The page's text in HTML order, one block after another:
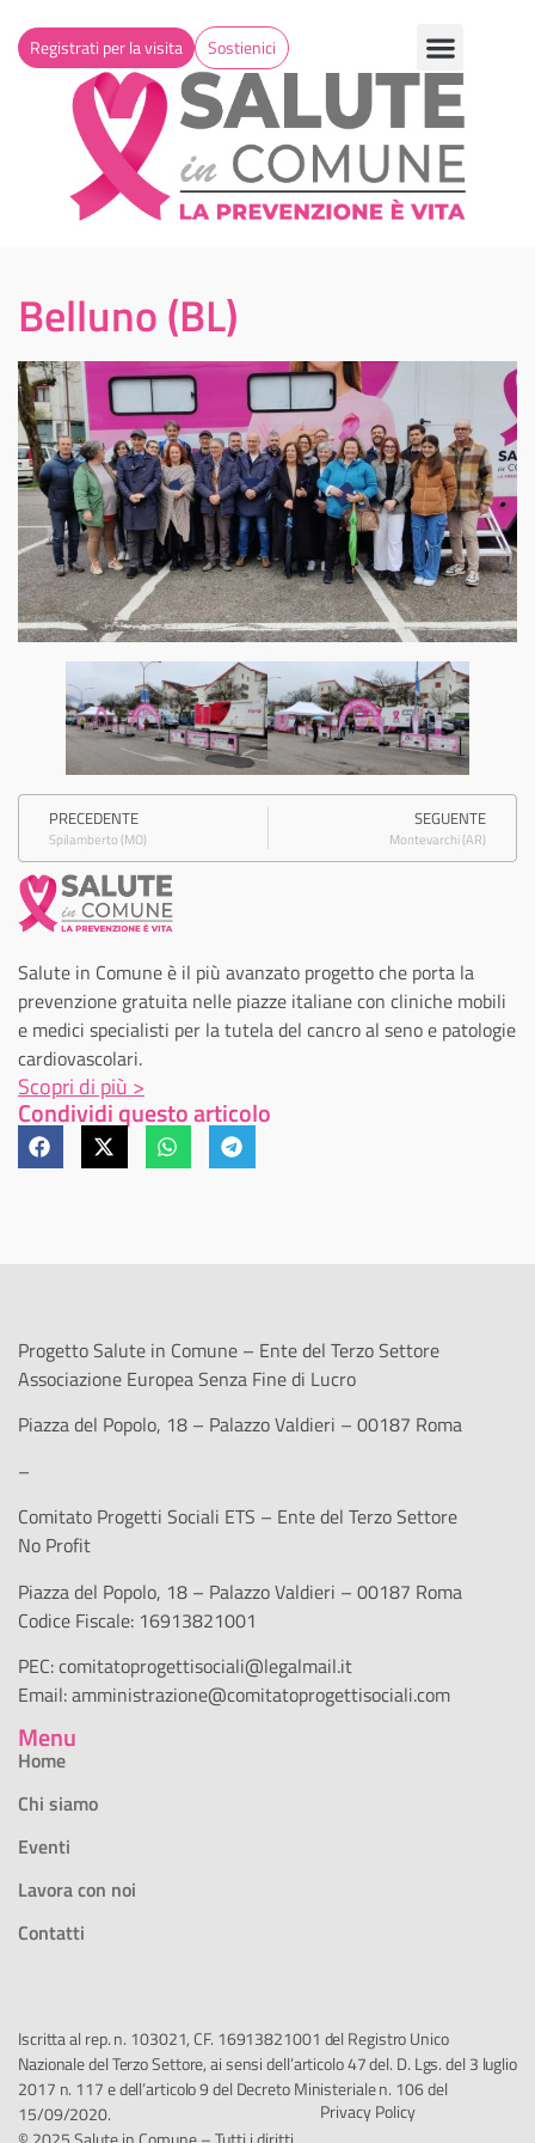
Registrati per la visita Sostienici
Belluno (BL)
PRECEDENTE
Spilamberto (MO)
SEGUENTE
Montevarchi (AR)
Salute in Comune è il più avanzato progetto che porta la
prevenzione gratuita nelle piazze italiane con cliniche mobili
e medici specialisti per la tutela del cancro al seno e patologie
cardiovascolari.
Scopri di più >
Condividi questo articolo
Progetto Salute in Comune – Ente del Terzo Settore
Associazione Europea Senza Fine di Lucro
Piazza del Popolo, 18 – Palazzo Valdieri – 00187 Roma
–
Comitato Progetti Sociali ETS – Ente del Terzo Settore
No Profit
Piazza del Popolo, 18 – Palazzo Valdieri – 00187 Roma
Codice Fiscale: 16913821001
PEC:comitatoprogettisociali@legalmail.it
Email:amministrazione@comitatoprogettisociali.com
Menu
Home
Chi siamo
Eventi
Lavora con noi
Contatti
Iscritta al rep. n. 103021, CF. 16913821001 del Registro Unico
Nazionale del Terzo Settore, ai sensi dell’articolo 47 del. D. Lgs. del 3 luglio
2017 n. 117 e dell’articolo 9 del Decreto Ministeriale n. 106 del
15/09/2020.
Privacy Policy